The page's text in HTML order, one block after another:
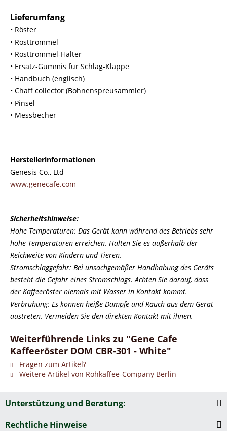
Lieferumfang
• Röster
• Rösttrommel
• Rösttrommel-Halter
• Ersatz-Gummis für Schlag-Klappe
• Handbuch (englisch)
• Chaff collector (Bohnenspreusammler)
• Pinsel
• Messbecher
Herstellerinformationen
Genesis Co., Ltd
www.genecafe.com
Sicherheitshinweise:
Hohe Temperaturen: Das Gerät kann während des Betriebs sehr
hohe Temperaturen erreichen. Halten Sie es außerhalb der
Reichweite von Kindern und Tieren.
Stromschlaggefahr: Bei unsachgemäßer Handhabung des Geräts
besteht die Gefahr eines Stromschlags. Achten Sie darauf, dass
der Kaffeeröster niemals mit Wasser in Kontakt kommt.
Verbrühung: Es können heiße Dämpfe und Rauch aus dem Gerät
austreten. Vermeiden Sie den direkten Kontakt mit ihnen.
Weiterführende Links zu "Gene Cafe
Kaffeeröster DOM CBR-301 - White"
Fragen zum Artikel?
Weitere Artikel von Rohkaffee-Company Berlin
Unterstützung und Beratung:
Rechtliche Hinweise